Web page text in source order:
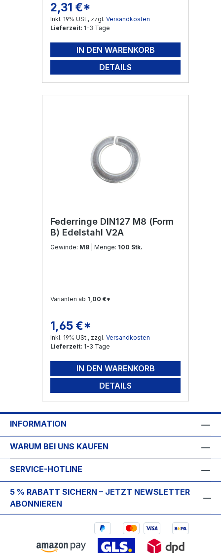
Regulärer Preis:
2,31 €*
Inkl. 19% USt., zzgl. Versandkosten
Lieferzeit: 1-3 Tage
IN DEN WARENKORB
DETAILS
Federringe DIN127 M8 (Form
B) Edelstahl V2A
Gewinde: M8 | Menge: 100 Stk.
Varianten ab 1,00 €*
Regulärer Preis:
1,65 €*
Inkl. 19% USt., zzgl. Versandkosten
Lieferzeit: 1-3 Tage
IN DEN WARENKORB
DETAILS
INFORMATION
WARUM BEI UNS KAUFEN
SERVICE-HOTLINE
5 % RABATT SICHERN – JETZT NEWSLETTER
ABONNIEREN